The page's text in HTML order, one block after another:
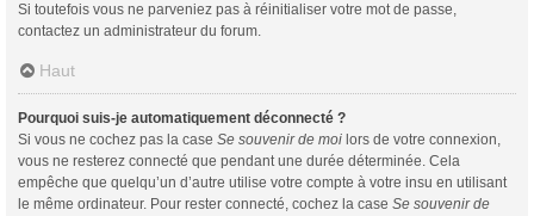
Si toutefois vous ne parveniez pas à réinitialiser votre mot de passe,
contactez un administrateur du forum.
Haut
Pourquoi suis-je automatiquement déconnecté ?
Si vous ne cochez pas la case Se souvenir de moi lors de votre connexion,
vous ne resterez connecté que pendant une durée déterminée. Cela
empêche que quelqu’un d’autre utilise votre compte à votre insu en utilisant
le même ordinateur. Pour rester connecté, cochez la case Se souvenir de